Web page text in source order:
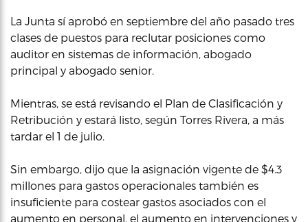
La Junta sí aprobó en septiembre del año pasado tres
clases de puestos para reclutar posiciones como
auditor en sistemas de información, abogado
principal y abogado senior.
Mientras, se está revisando el Plan de Clasificación y
Retribución y estará listo, según Torres Rivera, a más
tardar el 1 de julio.
Sin embargo, dijo que la asignación vigente de $4.3
millones para gastos operacionales también es
insuficiente para costear gastos asociados con el
aumento en personal, el aumento en intervenciones y